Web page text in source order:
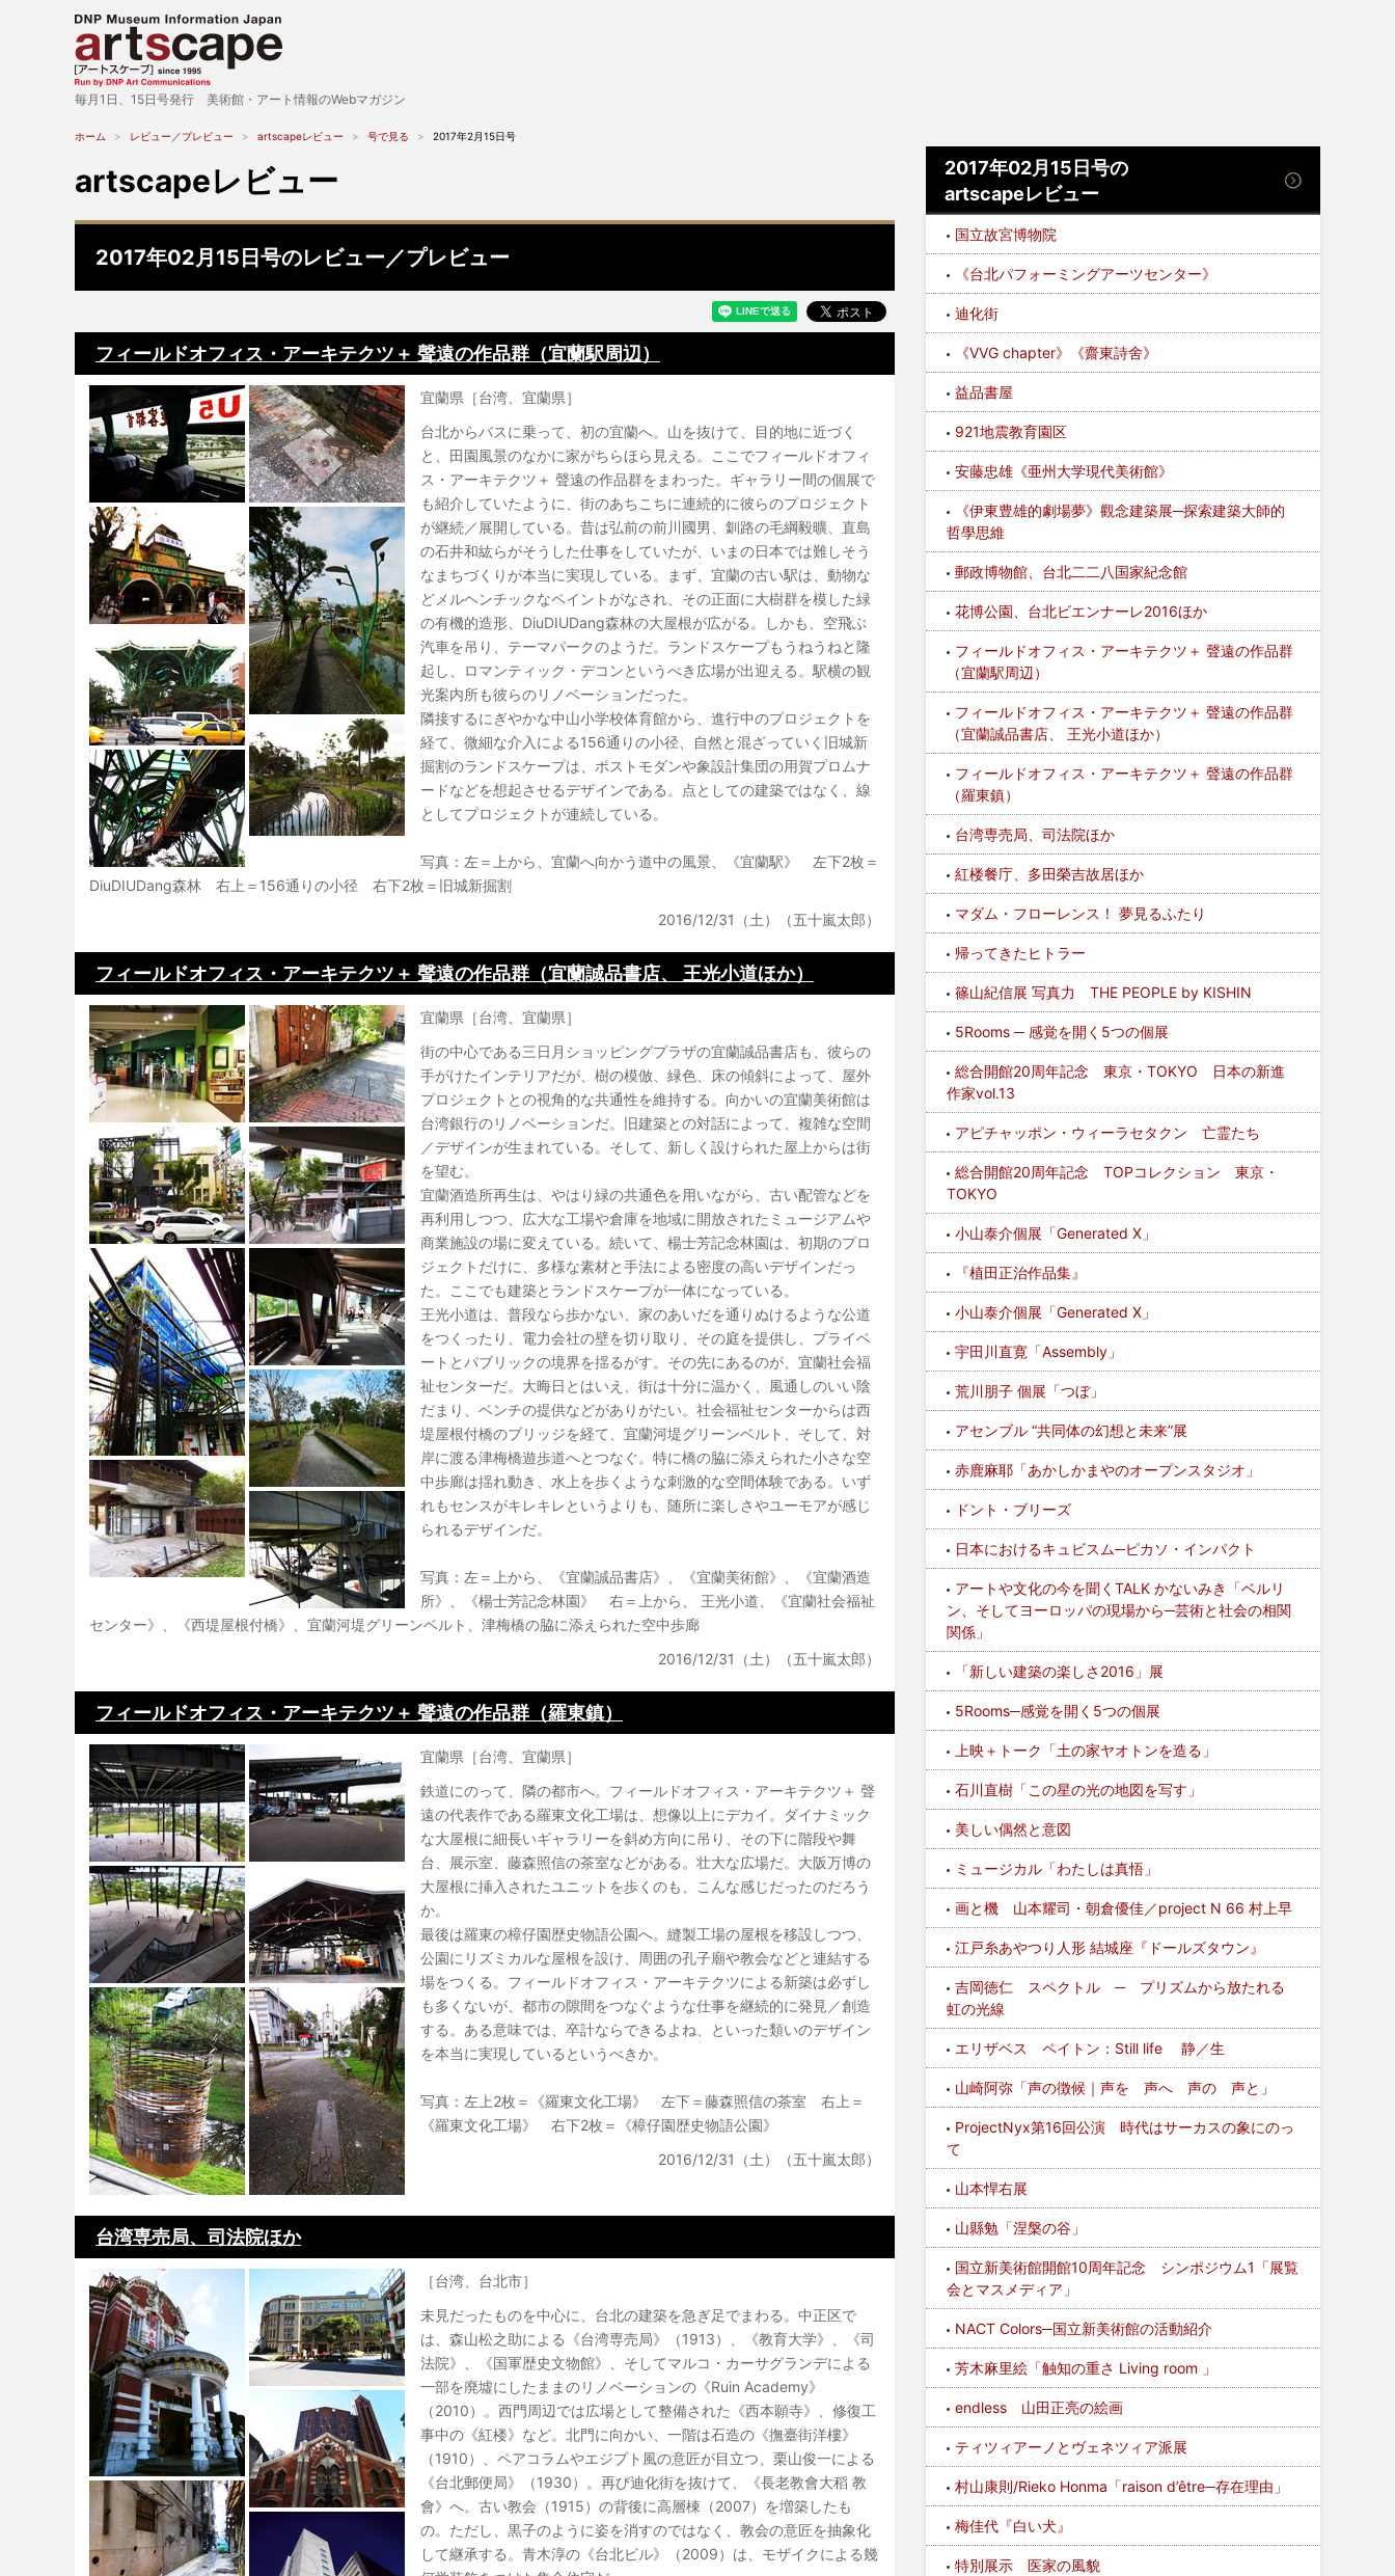
ホーム レビュー／プレビュー artscapeレビュー 号で見る 2017年2月15日号
artscapeレビュー
2017年02月15日号のレビュー／プレビュー
フィールドオフィス・アーキテクツ＋ 聲遠の作品群（宜蘭駅周辺）
宜蘭県［台湾、宜蘭県］
台北からバスに乗って、初の宜蘭へ。山を抜けて、目的地に近づく
と、田園風景のなかに家がちらほら見える。ここでフィールドオフィ
ス・アーキテクツ＋ 聲遠の作品群をまわった。ギャラリー間の個展で
も紹介していたように、街のあちこちに連続的に彼らのプロジェクト
が継続／展開している。昔は弘前の前川國男、釧路の毛綱毅曠、直島
の石井和紘らがそうした仕事をしていたが、いまの日本では難しそう
なまちづくりが本当に実現している。まず、宜蘭の古い駅は、動物な
どメルヘンチックなペイントがなされ、その正面に大樹群を模した緑
の有機的造形、DiuDIUDang森林の大屋根が広がる。しかも、空飛ぶ
汽車を吊り、テーマパークのようだ。ランドスケープもうねうねと隆
起し、ロマンティック・デコンというべき広場が出迎える。駅横の観
光案内所も彼らのリノベーションだった。
隣接するにぎやかな中山小学校体育館から、進行中のプロジェクトを
経て、微細な介入による156通りの小径、自然と混ざっていく旧城新
掘割のランドスケープは、ポストモダンや象設計集団の用賀プロムナ
ードなどを想起させるデザインである。点としての建築ではなく、線
としてプロジェクトが連続している。
写真：左＝上から、宜蘭へ向かう道中の風景、《宜蘭駅》 左下2枚＝
DiuDIUDang森林 右上＝156通りの小径 右下2枚＝旧城新掘割
2016/12/31（土）（五十嵐太郎）
フィールドオフィス・アーキテクツ＋ 聲遠の作品群（宜蘭誠品書店、 王光小道ほか）
宜蘭県［台湾、宜蘭県］
街の中心である三日月ショッピングプラザの宜蘭誠品書店も、彼らの
手がけたインテリアだが、樹の模倣、緑色、床の傾斜によって、屋外
プロジェクトとの視角的な共通性を維持する。向かいの宜蘭美術館は
台湾銀行のリノベーションだ。旧建築との対話によって、複雑な空間
／デザインが生まれている。そして、新しく設けられた屋上からは街
を望む。
宜蘭酒造所再生は、やはり緑の共通色を用いながら、古い配管などを
再利用しつつ、広大な工場や倉庫を地域に開放されたミュージアムや
商業施設の場に変えている。続いて、楊士芳記念林園は、初期のプロ
ジェクトだけに、多様な素材と手法による密度の高いデザインだっ
た。ここでも建築とランドスケープが一体になっている。
王光小道は、普段なら歩かない、家のあいだを通りぬけるような公道
をつくったり、電力会社の壁を切り取り、その庭を提供し、プライベ
ートとパブリックの境界を揺るがす。その先にあるのが、宜蘭社会福
祉センターだ。大晦日とはいえ、街は十分に温かく、風通しのいい陰
だまり、ベンチの提供などがありがたい。社会福祉センターからは西
堤屋根付橋のブリッジを経て、宜蘭河堤グリーンベルト、そして、対
岸に渡る津梅橋遊歩道へとつなぐ。特に橋の脇に添えられた小さな空
中歩廊は揺れ動き、水上を歩くような刺激的な空間体験である。いず
れもセンスがキレキレというよりも、随所に楽しさやユーモアが感じ
られるデザインだ。
写真：左＝上から、《宜蘭誠品書店》、《宜蘭美術館》、《宜蘭酒造
所》、《楊士芳記念林園》 右＝上から、 王光小道、《宜蘭社会福祉
センター》、《西堤屋根付橋》、宜蘭河堤グリーンベルト、津梅橋の脇に添えられた空中歩廊
2016/12/31（土）（五十嵐太郎）
フィールドオフィス・アーキテクツ＋ 聲遠の作品群（羅東鎮）
宜蘭県［台湾、宜蘭県］
鉄道にのって、隣の都市へ。フィールドオフィス・アーキテクツ＋ 聲
遠の代表作である羅東文化工場は、想像以上にデカイ。ダイナミック
な大屋根に細長いギャラリーを斜め方向に吊り、その下に階段や舞
台、展示室、藤森照信の茶室などがある。壮大な広場だ。大阪万博の
大屋根に挿入されたユニットを歩くのも、こんな感じだったのだろう
か。
最後は羅東の樟仔園歴史物語公園へ。縫製工場の屋根を移設しつつ、
公園にリズミカルな屋根を設け、周囲の孔子廟や教会などと連結する
場をつくる。フィールドオフィス・アーキテクツによる新築は必ずし
も多くないが、都市の隙間をつなぐような仕事を継続的に発見／創造
する。ある意味では、卒計ならできるよね、といった類いのデザイン
を本当に実現しているというべきか。
写真：左上2枚＝《羅東文化工場》 左下＝藤森照信の茶室 右上＝
《羅東文化工場》 右下2枚＝《樟仔園歴史物語公園》
2016/12/31（土）（五十嵐太郎）
台湾専売局、司法院ほか
［台湾、台北市］
未見だったものを中心に、台北の建築を急ぎ足でまわる。中正区で
は、森山松之助による《台湾専売局》（1913）、《教育大学》、《司
法院》、《国軍歴史文物館》、そしてマルコ・カーサグランデによる
一部を廃墟にしたままのリノベーションの《Ruin Academy》
（2010）。西門周辺では広場として整備された《西本願寺》、修復工
事中の《紅楼》など。北門に向かい、一階は石造の《撫臺街洋樓》
（1910）、ペアコラムやエジプト風の意匠が目立つ、栗山俊一による
《台北郵便局》（1930）。再び迪化街を抜けて、《長老教會大稻 教
會》へ。古い教会（1915）の背後に高層棟（2007）を増築したも
の。ただし、黒子のように姿を消すのではなく、教会の意匠を抽象化
して継承する。青木淳の《台北ビル》（2009）は、モザイクによる幾
2017年02月15日号の
artscapeレビュー
国立故宮博物院
《台北パフォーミングアーツセンター》
迪化街
《VVG chapter》《齋東詩舍》
益品書屋
921地震教育園区
安藤忠雄《亜州大学現代美術館》
《伊東豊雄的劇場夢》觀念建築展─探索建築大師的
哲學思維
郵政博物館、台北二二八国家紀念館
花博公園、台北ビエンナーレ2016ほか
フィールドオフィス・アーキテクツ＋ 聲遠の作品群
（宜蘭駅周辺）
フィールドオフィス・アーキテクツ＋ 聲遠の作品群
（宜蘭誠品書店、 王光小道ほか）
フィールドオフィス・アーキテクツ＋ 聲遠の作品群
（羅東鎮）
台湾専売局、司法院ほか
紅楼餐庁、多田榮吉故居ほか
マダム・フローレンス！ 夢見るふたり
帰ってきたヒトラー
篠山紀信展 写真力 THE PEOPLE by KISHIN
5Rooms ─ 感覚を開く5つの個展
総合開館20周年記念 東京・TOKYO 日本の新進
作家vol.13
アピチャッポン・ウィーラセタクン 亡霊たち
総合開館20周年記念 TOPコレクション 東京・
TOKYO
小山泰介個展「Generated X」
『植田正治作品集』
小山泰介個展「Generated X」
宇田川直寛「Assembly」
荒川朋子 個展「つぼ」
アセンブル “共同体の幻想と未来”展
赤鹿麻耶「あかしかまやのオープンスタジオ」
ドント・ブリーズ
日本におけるキュビスム─ピカソ・インパクト
アートや文化の今を聞くTALK かないみき「ベルリ
ン、そしてヨーロッパの現場から─芸術と社会の相関
関係」
「新しい建築の楽しさ2016」展
5Rooms─感覚を開く5つの個展
上映＋トーク「土の家ヤオトンを造る」
石川直樹「この星の光の地図を写す」
美しい偶然と意図
ミュージカル「わたしは真悟」
画と機 山本耀司・朝倉優佳／project N 66 村上早
江戸糸あやつり人形 結城座『ドールズタウン』
吉岡徳仁 スペクトル ─ プリズムから放たれる
虹の光線
エリザベス ペイトン：Still life 静／生
山崎阿弥「声の徴候｜声を 声へ 声の 声と」
ProjectNyx第16回公演 時代はサーカスの象にのっ
て
山本悍右展
山縣勉「涅槃の谷」
国立新美術館開館10周年記念 シンポジウム1「展覧
会とマスメディア」
NACT Colors─国立新美術館の活動紹介
芳木麻里絵「触知の重さ Living room 」
endless 山田正亮の絵画
ティツィアーノとヴェネツィア派展
村山康則/Rieko Honma「raison d’être─存在理由」
梅佳代『白い犬』
特別展示 医家の風貌
毎月1日、15日号発行 美術館・アート情報のWebマガジン